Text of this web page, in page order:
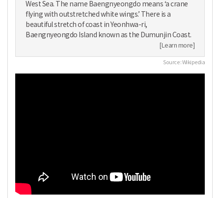
West Sea. The name Baengnyeongdo means ‘a crane
flying with outstretched white wings.’ There is a
beautiful stretch of coast in Yeonhwa-ri,
Baengnyeongdo Island known as the Dumunjin Coast.
[Learn more]
Source : Wikipedia